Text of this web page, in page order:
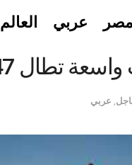
عربي العالم
ملفات فساد مالي وإداري
عربي